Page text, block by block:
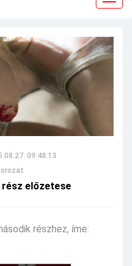
09:48:13
rész előzetese
részhez, íme: